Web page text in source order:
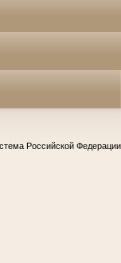
Российской